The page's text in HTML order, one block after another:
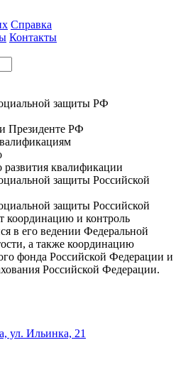
Справка
Контакты
защиты РФ
Президенте РФ
развития квалификации
защиты Российской
защиты Российской
координацию и контроль
в его ведении Федеральной
а также координацию
фонда Российской Федерации и
Российской Федерации.
ул. Ильинка, 21